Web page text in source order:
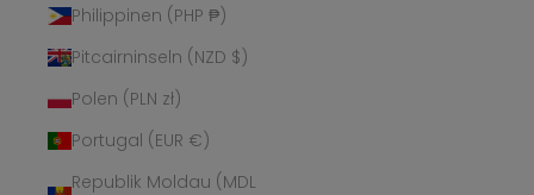
Philippinen (PHP ₱)
Pitcairninseln (NZD $)
Polen (PLN zł)
Portugal (EUR €)
Republik Moldau (MDL